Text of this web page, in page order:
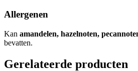
Allergenen
Kan amandelen, hazelnoten,
bevatten.
Gerelateerde producten